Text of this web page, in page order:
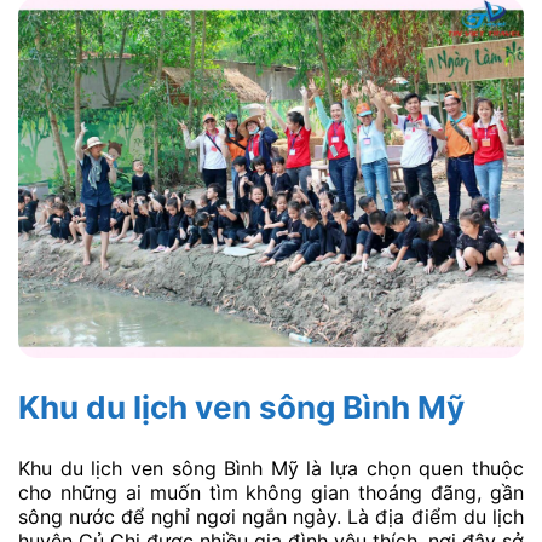
Khu du lịch ven sông Bình Mỹ
Khu du lịch ven sông Bình Mỹ là lựa chọn quen thuộc
cho những ai muốn tìm không gian thoáng đãng, gần
sông nước để nghỉ ngơi ngắn ngày. Là địa điểm du lịch